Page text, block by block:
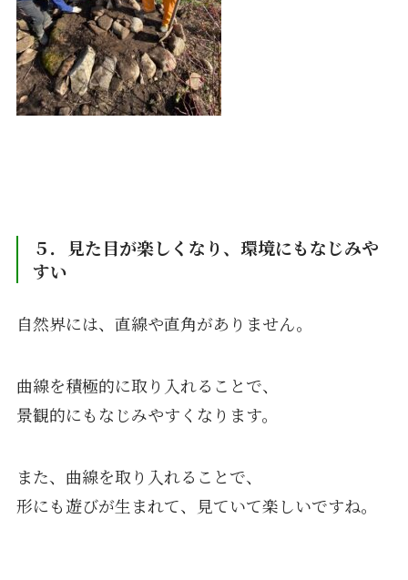
５．見た目が楽しくなり、環境にもなじみや
すい
自然界には、直線や直角がありません。
曲線を積極的に取り入れることで、
景観的にもなじみやすくなります。
また、曲線を取り入れることで、
形にも遊びが生まれて、見ていて楽しいですね。